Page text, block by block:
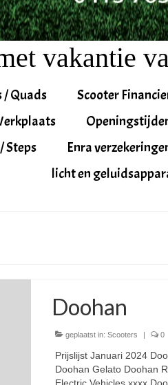
vakantie
/ Quads Scooter
Steps
Enra
licht en
Doohan
geplaatst in: Scooters 0
Prijslijst Januari 2024
Doohan Gelato Doohan